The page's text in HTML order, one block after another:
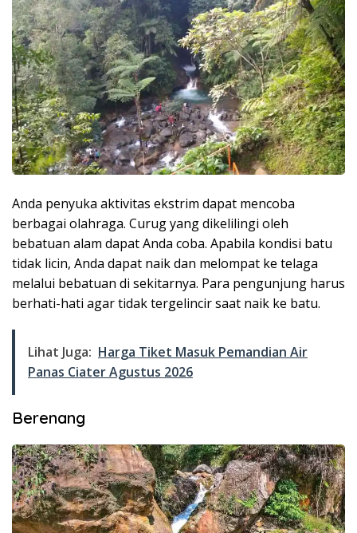
Anda penyuka aktivitas ekstrim dapat mencoba
berbagai olahraga. Curug yang dikelilingi oleh
bebatuan alam dapat Anda coba. Apabila kondisi batu
tidak licin, Anda dapat naik dan melompat ke telaga
melalui bebatuan di sekitarnya. Para pengunjung harus
berhati-hati agar tidak tergelincir saat naik ke batu.
Lihat Juga: Harga Tiket Masuk Pemandian Air
Panas Ciater Agustus 2026
Berenang